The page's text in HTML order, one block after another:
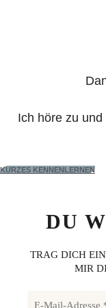
Ich höre zu
KURZES KENNENLERNEN
DU
TRAG DICH
MIR